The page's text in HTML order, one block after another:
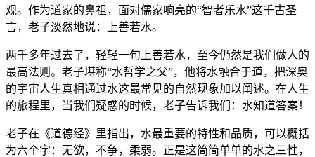
观。作为道家的鼻祖，面对儒家响亮的“智者乐水”这千古圣
言，老子淡然地说：上善若水。
两千多年过去了，轻轻一句上善若水，至今仍然是我们做人的
最高法则。老子堪称“水哲学之父”，他将水融合于道，把深奥
的宇宙人生真相通过水这最常见的自然现象加以阐述。在人生
的旅程里，当我们疑惑的时候，老子告诉我们：水知道答案！
老子在《道德经》里指出，水最重要的特性和品质，可以概括
为六个字：无欲，不争，柔弱。正是这简简单单的水之三性，